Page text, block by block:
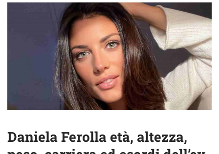
Daniela Ferolla età, altezza,